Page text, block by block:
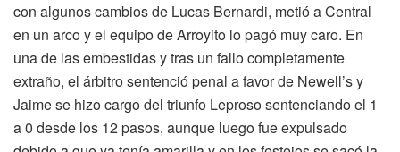
con algunos cambios de Lucas Bernardi, metió a Central
en un arco y el equipo de Arroyito lo pagó muy caro. En
una de las embestidas y tras un fallo completamente
extraño, el árbitro sentenció penal a favor de Newell’s y
Jaime se hizo cargo del triunfo Leproso sentenciando el 1
a 0 desde los 12 pasos, aunque luego fue expulsado